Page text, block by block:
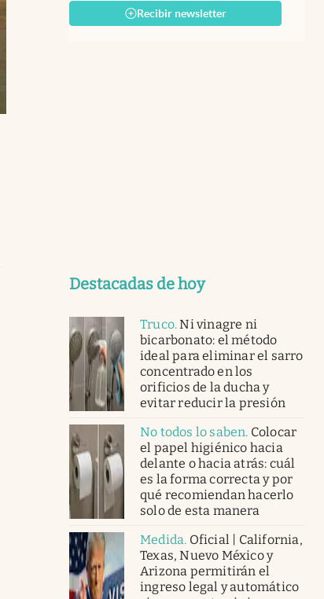
Recibir newsletter
Destacadas de hoy
Truco.Ni vinagre ni
bicarbonato: el método
ideal para eliminar el sarro
concentrado en los
orificios de la ducha y
evitar reducir la presión
No todos lo saben. Colocar
el papel higiénico hacia
delante o hacia atrás: cuál
es la forma correcta y por
qué recomiendan hacerlo
solo de esta manera
Medida. Oficial | California,
Texas, Nuevo México y
Arizona permitirán el
ingreso legal y automático